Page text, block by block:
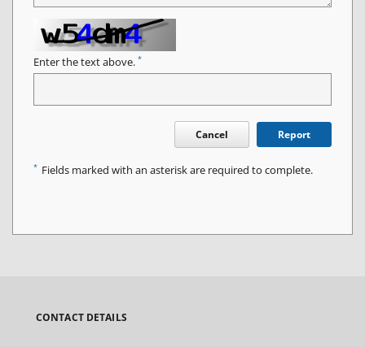
Enter the text above. *
Cancel Report
* Fields marked with an asterisk are required to complete.
CONTACT DETAILS